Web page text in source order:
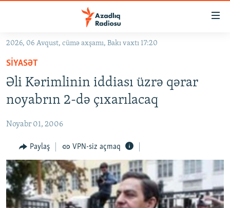
Əsas
qayıt
Əsas
naviqasiyaya
qayıt
Axtarışa
GÜNDƏM
#İZAHLA
KORRUPSIOMETR
#ƏSLINDƏ
FƏRQƏ BAX
QANUNI DOĞRU
ARAŞDIRMA
MULTIMEDIA
VIDEO
RADIO ARXIV
2026, 06 Avqust, cümə axşamı, Bakı vaxtı 17:20
SIYASƏT
Əli Kərimlinin iddiası üzrə qərar
noyabrın 2-də çıxarılacaq
Noyabr 01, 2006
Paylaş VPN-siz açmaq